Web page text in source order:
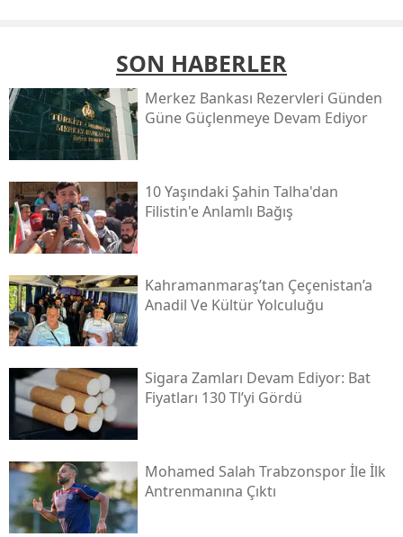
SON HABERLER
Merkez Bankası Rezervleri Günden
Güne Güçlenmeye Devam Ediyor
10 Yaşındaki Şahin Talha'dan
Filistin'e Anlamlı Bağış
Kahramanmaraş’tan Çeçenistan’a
Anadil Ve Kültür Yolculuğu
Sigara Zamları Devam Ediyor: Bat
Fiyatları 130 Tl’yi Gördü
Mohamed Salah Trabzonspor İle İlk
Antrenmanına Çıktı